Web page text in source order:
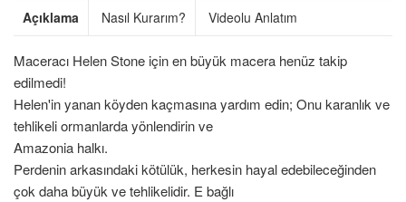
Açıklama Nasıl Kurarım? Videolu Anlatım
Maceracı Helen Stone için en büyük macera henüz takip
edilmedi!
Helen'in yanan köyden kaçmasına yardım edin; Onu karanlık ve
tehlikeli ormanlarda yönlendirin ve
Amazonia halkı.
Perdenin arkasındaki kötülük, herkesin hayal edebileceğinden
çok daha büyük ve tehlikelidir. E bağlı